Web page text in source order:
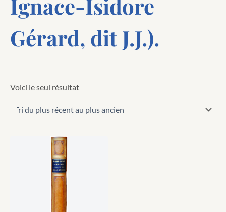
Ignace-Isidore
Gérard, dit J.J.).
Voici le seul résultat